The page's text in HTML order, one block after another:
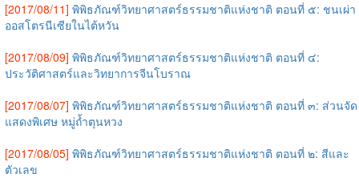
[2017/08/11] พิพิธภัณฑ์วิทยาศาสตร์ธรรมชาติแห่งชาติ ตอนที่ ๕: ชนเผ่า
ออสโตรนีเซียในไต้หวัน
[2017/08/09] พิพิธภัณฑ์วิทยาศาสตร์ธรรมชาติแห่งชาติ ตอนที่ ๔:
ประวัติศาสตร์และวิทยาการจีนโบราณ
[2017/08/07] พิพิธภัณฑ์วิทยาศาสตร์ธรรมชาติแห่งชาติ ตอนที่ ๓: ส่วนจัด
แสดงพิเศษ หมู่ถ้ำตุนหวง
[2017/08/05] พิพิธภัณฑ์วิทยาศาสตร์ธรรมชาติแห่งชาติ ตอนที่ ๒: สีและ
ตัวเลข